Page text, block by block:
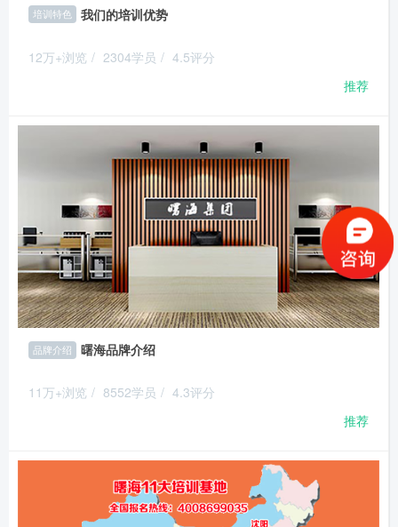
培训特色 我们的培训优势
12万+浏览 / 2304学员 / 4.5评分
推荐
品牌介绍 曙海品牌介绍
11万+浏览 / 8552学员 / 4.3评分
推荐